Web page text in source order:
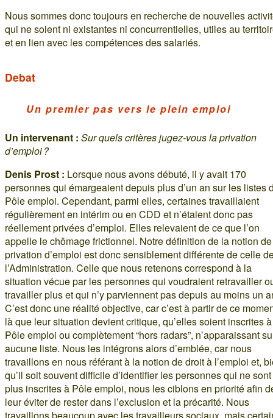
Nous sommes donc toujours en recherche de nouvelles
qui ne soient ni existantes ni concurrentielles, utiles au
et en lien avec les compétences des salariés.
Debat
Un premier pas vers le plein emploi
Un intervenant : Sur quels critères jugez-vous la privation
d’emploi ?
Denis Prost : Lorsque nous avons débuté, il y avait 170
personnes qui émargeaient depuis plus d’un an sur les listes
Pôle emploi. Cependant, parmi elles, certaines travaillaient
régulièrement en intérim ou en CDD et n’étaient donc pas
réellement privées d’emploi. Elles relevaient de ce que l’on
appelle le chômage frictionnel. Notre définition de la notion de
privation d’emploi est donc sensiblement différente de celle
l’Administration. Celle que nous retenons correspond à la
situation vécue par les personnes qui voudraient retravailler
travailler plus et qui n’y parviennent pas depuis au moins un
C’est donc une réalité objective, car c’est à partir de ce
là que leur situation devient critique, qu’elles soient inscrites à
Pôle emploi ou complètement “hors radars”, n’apparaissant
aucune liste. Nous les intégrons alors d’emblée, car nous
travaillons en nous référant à la notion de droit à l’emploi et,
qu’il soit souvent difficile d’identifier les personnes qui ne sont
plus inscrites à Pôle emploi, nous les ciblons en priorité afin
leur éviter de rester dans l’exclusion et la précarité. Nous
travaillons beaucoup avec les travailleurs sociaux, mais